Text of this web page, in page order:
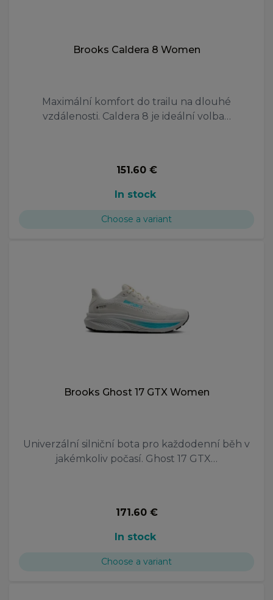
Brooks Caldera 8 Women
Maximální komfort do trailu na dlouhé
vzdálenosti. Caldera 8 je ideální volba…
151.60 €
In stock
Choose a variant
Brooks Ghost 17 GTX Women
Univerzální silniční bota pro každodenní běh v
jakémkoliv počasí. Ghost 17 GTX…
171.60 €
In stock
Choose a variant